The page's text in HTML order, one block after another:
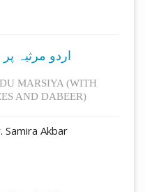
اُردو مرثیہ
MARSIYA (WITH
AND DABEER)
Samira Akbar